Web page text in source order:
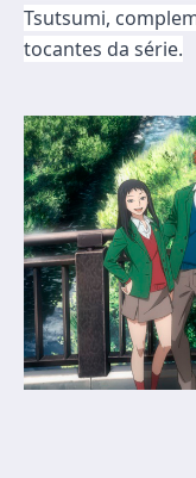
Tsutsumi,
tocantes da série.